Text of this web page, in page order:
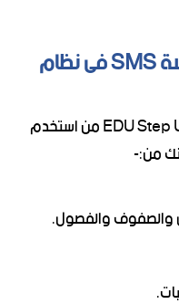
مميزات خدمات رسائل المدرسة SMS فى نظام
يتيح لك نظام إدارة المدارس الذكية EDU Step Up من استخدم
والصفوف والفصول.